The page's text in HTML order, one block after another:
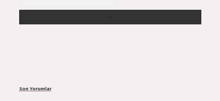
Son Yorumlar